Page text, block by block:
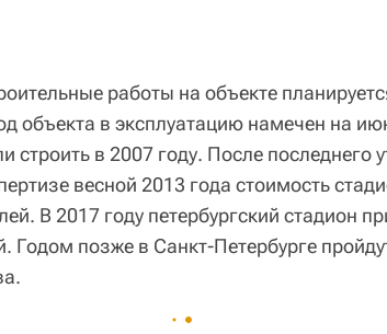
работы на объекте
объекта в эксплуатацию намечен на
строить в 2007 году. После последнего
весной 2013 года стоимость
В 2017 году петербургский стадион
Годом позже в Санкт-Петербурге